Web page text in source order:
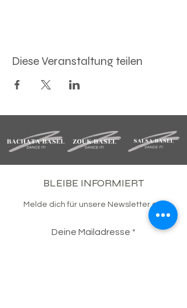
Diese Veranstaltung teilen
BLEIBE INFORMIERT
Melde dich für unsere Newsletter an.
Deine Mailadresse